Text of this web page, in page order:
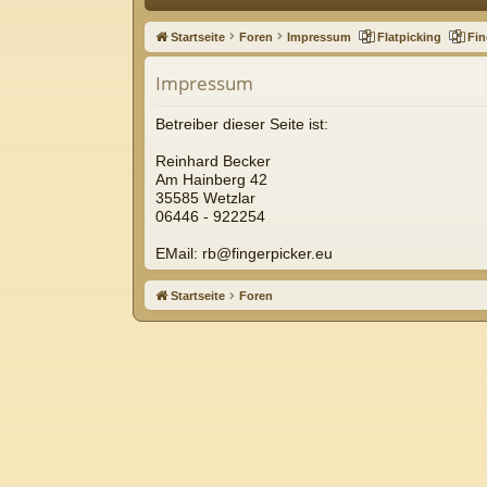
ne
llz
ug
riff
Startseite Foren Impressum Flatpicking
Impressum
Betreiber dieser Seite ist:
Reinhard Becker
Am Hainberg 42
35585 Wetzlar
06446 - 922254
EMail: rb@fingerpicker.eu
Startseite Foren